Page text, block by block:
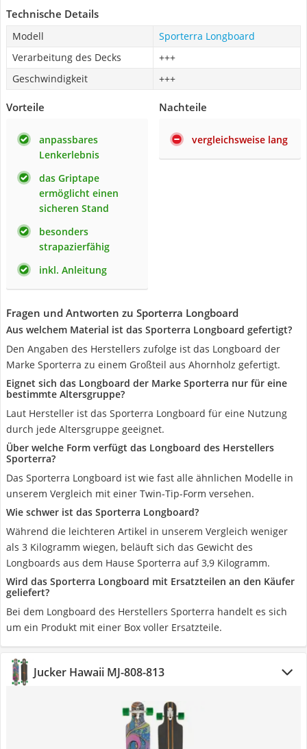
Technische Details
Modell
Sporterra Longboard
Verarbeitung des Decks
+++
Geschwindigkeit
+++
Vorteile
anpassbares
Lenkerlebnis
das Griptape
ermöglicht einen
sicheren Stand
besonders
strapazierfähig
inkl. Anleitung
Nachteile
vergleichsweise lang
Fragen und Antworten zu Sporterra Longboard
Aus welchem Material ist das Sporterra Longboard gefertigt?
Den Angaben des Herstellers zufolge ist das Longboard der
Marke Sporterra zu einem Großteil aus Ahornholz gefertigt.
Eignet sich das Longboard der Marke Sporterra nur für eine
bestimmte Altersgruppe?
Laut Hersteller ist das Sporterra Longboard für eine Nutzung
durch jede Altersgruppe geeignet.
Über welche Form verfügt das Longboard des Herstellers
Sporterra?
Das Sporterra Longboard ist wie fast alle ähnlichen Modelle in
unserem Vergleich mit einer Twin-Tip-Form versehen.
Wie schwer ist das Sporterra Longboard?
Während die leichteren Artikel in unserem Vergleich weniger
als 3 Kilogramm wiegen, beläuft sich das Gewicht des
Longboards aus dem Hause Sporterra auf 3,9 Kilogramm.
Wird das Sporterra Longboard mit Ersatzteilen an den Käufer
geliefert?
Bei dem Longboard des Herstellers Sporterra handelt es sich
um ein Produkt mit einer Box voller Ersatzteile.
Jucker Hawaii MJ-808-813